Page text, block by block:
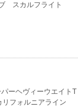
スカルフライト
ーヘヴィーウエイトT
フォルニアライン